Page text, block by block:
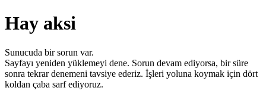
Hay aksi
Sunucuda bir sorun var.
Sayfayı yeniden yüklemeyi dene. Sorun devam ediyorsa, bir süre
sonra tekrar denemeni tavsiye ederiz. İşleri yoluna koymak için dört
koldan çaba sarf ediyoruz.